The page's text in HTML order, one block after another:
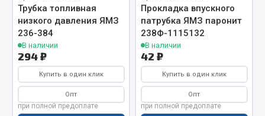
Запчасти ЯМЗ
Двигатель
Система питания
Система выпуска газа
Система охлаждения
Трубка топливная
низкого давления ЯМЗ
236-384
В наличии
294 ₽
Купить в один клик
Опт
при полной предоплате
Прокладка впускного
патрубка ЯМЗ паронит
238Ф-1115132
В наличии
42 ₽
Купить в один клик
Опт
при полной предоплате